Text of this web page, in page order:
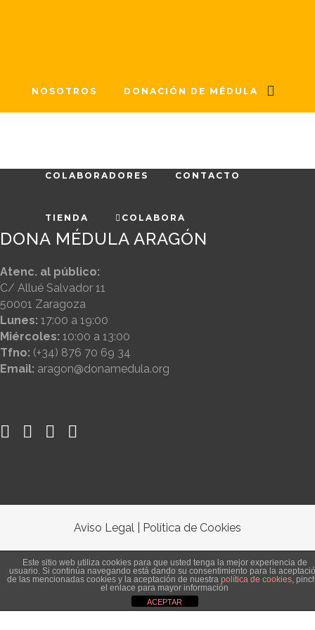
NOSOTROS DONACIÓN DE MÉDULA
COLABORADORES CONTACTO
TIENDA COLABORA
0 1
DONA MÉDULA ARAGÓN
Atenc. al público:
C/ Allué Salvador 11
50001 Zaragoza
Lunes: 17:00 a 19:00
Miércoles: 10:00 a 13:00
Tfno: (+34) 876 70 69 34
Email: aragon@donamedula.org
Aviso Legal Política de Cookies
Este sitio web utiliza cookies para que usted tenga la mejor experiencia de
usuario. Si continúa navegando está dando su consentimiento para la
de las mencionadas cookies y la aceptación de nuestra política de cookies,
el enlace para mayor información
ACEPTAR